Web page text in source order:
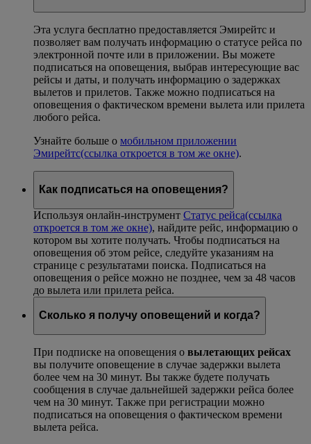
Эта услуга бесплатно предоставляется Эмирейтс и
позволяет вам получать информацию о статусе рейса по
электронной почте или в приложении. Вы можете
подписаться на оповещения, выбрав интересующие вас
рейсы и даты, и получать информацию о задержках
вылетов и прилетов. Также можно подписаться на
оповещения о фактическом времени вылета или прилета
любого рейса.
Узнайте больше о мобильном приложении
Эмирейтс(ссылка откроется в том же окне).
Как подписаться на оповещения?
Используя онлайн-инструмент Статус рейса(ссылка
откроется в том же окне), найдите рейс, информацию о
котором вы хотите получать. Чтобы подписаться на
оповещения об этом рейсе, следуйте указаниям на
странице с результатами поиска. Подписаться на
оповещения о рейсе можно не позднее, чем за 48 часов
до вылета или прилета рейса.
Сколько я получу оповещений и когда?
При подписке на оповещения о вылетающих рейсах
вы получите оповещение в случае задержки вылета
более чем на 30 минут. Вы также будете получать
сообщения в случае дальнейшей задержки рейса более
чем на 30 минут. Также при регистрации можно
подписаться на оповещения о фактическом времени
вылета рейса.